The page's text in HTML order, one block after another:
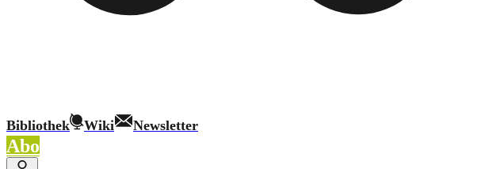
Bibliothek Wiki Newsletter
Abo